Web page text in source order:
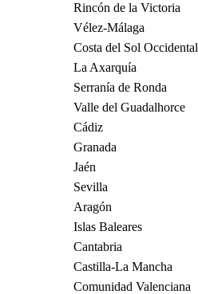
Rincón de la Victoria
Vélez-Málaga
Costa del Sol Occidental
La Axarquía
Serranía de Ronda
Valle del Guadalhorce
Cádiz
Granada
Jaén
Sevilla
Aragón
Islas Baleares
Cantabria
Castilla-La Mancha
Comunidad Valenciana